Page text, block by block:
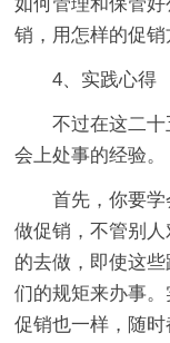
销，用怎样的促
4、实践心得
不过在这二
会上处事的经验。
首先，你要
做促销，不管别
的去做，即使这
们的规矩来办事
促销也一样，随